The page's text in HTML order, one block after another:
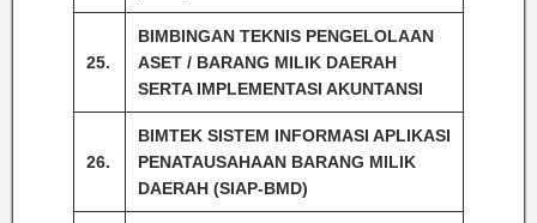
25.
BIMBINGAN TEKNIS PENGELOLAAN
ASET / BARANG MILIK DAERAH
SERTA IMPLEMENTASI AKUNTANSI
26.
BIMTEK SISTEM INFORMASI APLIKASI
PENATAUSAHAAN BARANG MILIK
DAERAH (SIAP-BMD)